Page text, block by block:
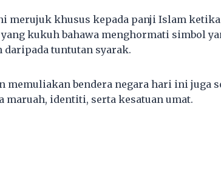
merujuk khusus kepada panji Islam
kukuh bahawa menghormati simbol
daripada tuntutan syarak.
memuliakan bendera negara hari ini juga
maruah, identiti, serta kesatuan umat.